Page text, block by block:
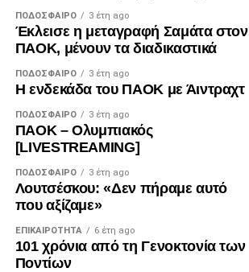
ΠΟΔΌΣΦΑΙΡΟ 3 έτη ago
Έκλεισε η μεταγραφή Σαμάτα στον
ΠΑΟΚ, μένουν τα διαδικαστικά
ΠΟΔΌΣΦΑΙΡΟ 3 έτη ago
Η ενδεκάδα του ΠΑΟΚ με Άιντραχτ
ΠΟΔΌΣΦΑΙΡΟ 3 έτη ago
ΠΑΟΚ – Ολυμπιακός
[LIVESTREAMING]
ΠΟΔΌΣΦΑΙΡΟ 3 έτη ago
Λουτσέσκου: «Δεν πήραμε αυτό
που αξίζαμε»
ΕΠΙΚΑΙΡΌΤΗΤΑ 6 έτη ago
101 χρόνια από τη Γενοκτονία των
Ποντίων